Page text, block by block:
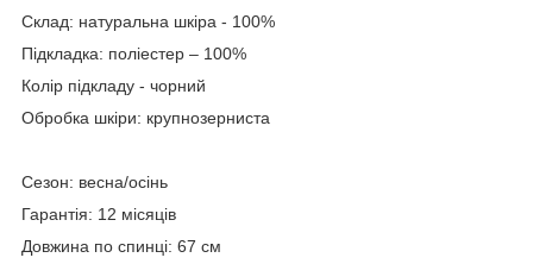
Склад: натуральна шкіра - 100%
Підкладка: поліестер – 100%
Колір підкладу - чорний
Обробка шкіри: крупнозерниста
Сезон: весна/осінь
Гарантія: 12 місяців
Довжина по спинці: 67 см